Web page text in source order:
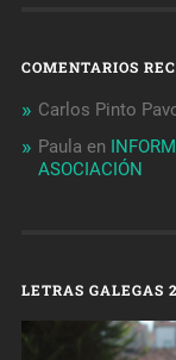
COMENTARIOS
Carlos Pinto
Paula en
ASOCIACIÓN
LETRAS GALEGAS